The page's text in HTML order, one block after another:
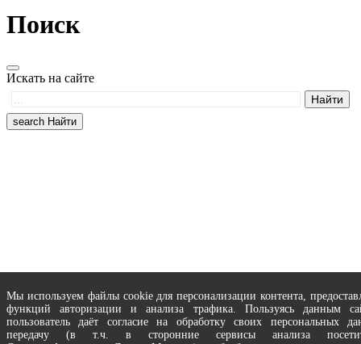
Поиск
Искать на сайте
search Найти
Мы используем файлы cookie для персонализации контента,
функций авторизации и анализа трафика. Пользуясь данным
пользователь даёт согласие на обработку своих персональных
передачу (в т.ч. в сторонние сервисы анализа